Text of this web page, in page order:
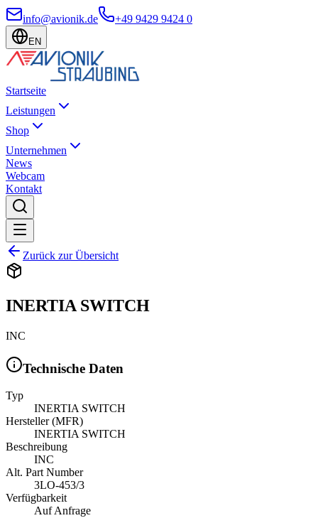
info@avionik.de +49 9429 9424 0
EN
Startseite
Leistungen
Shop
Unternehmen
News
Webcam
Kontakt
Zurück zur Übersicht
INERTIA SWITCH
INC
Technische Daten
Typ
INERTIA SWITCH
Hersteller (MFR)
INERTIA SWITCH
Beschreibung
INC
Alt. Part Number
3LO-453/3
Verfügbarkeit
Auf Anfrage